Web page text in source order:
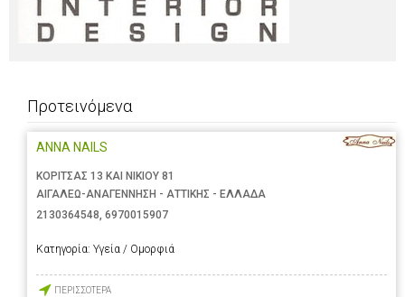
Προτεινόμενα
ANNA NAILS
ΚΟΡΙΤΣΑΣ 13 ΚΑΙ ΝΙΚΙΟΥ 81
ΑΙΓΑΛΕΩ-ΑΝΑΓΕΝΝΗΣΗ - ΑΤΤΙΚΗΣ - ΕΛΛΑΔΑ
2130364548, 6970015907
Κατηγορία: Υγεία / Ομορφιά
ΠΕΡΙΣΣΟΤΕΡΑ